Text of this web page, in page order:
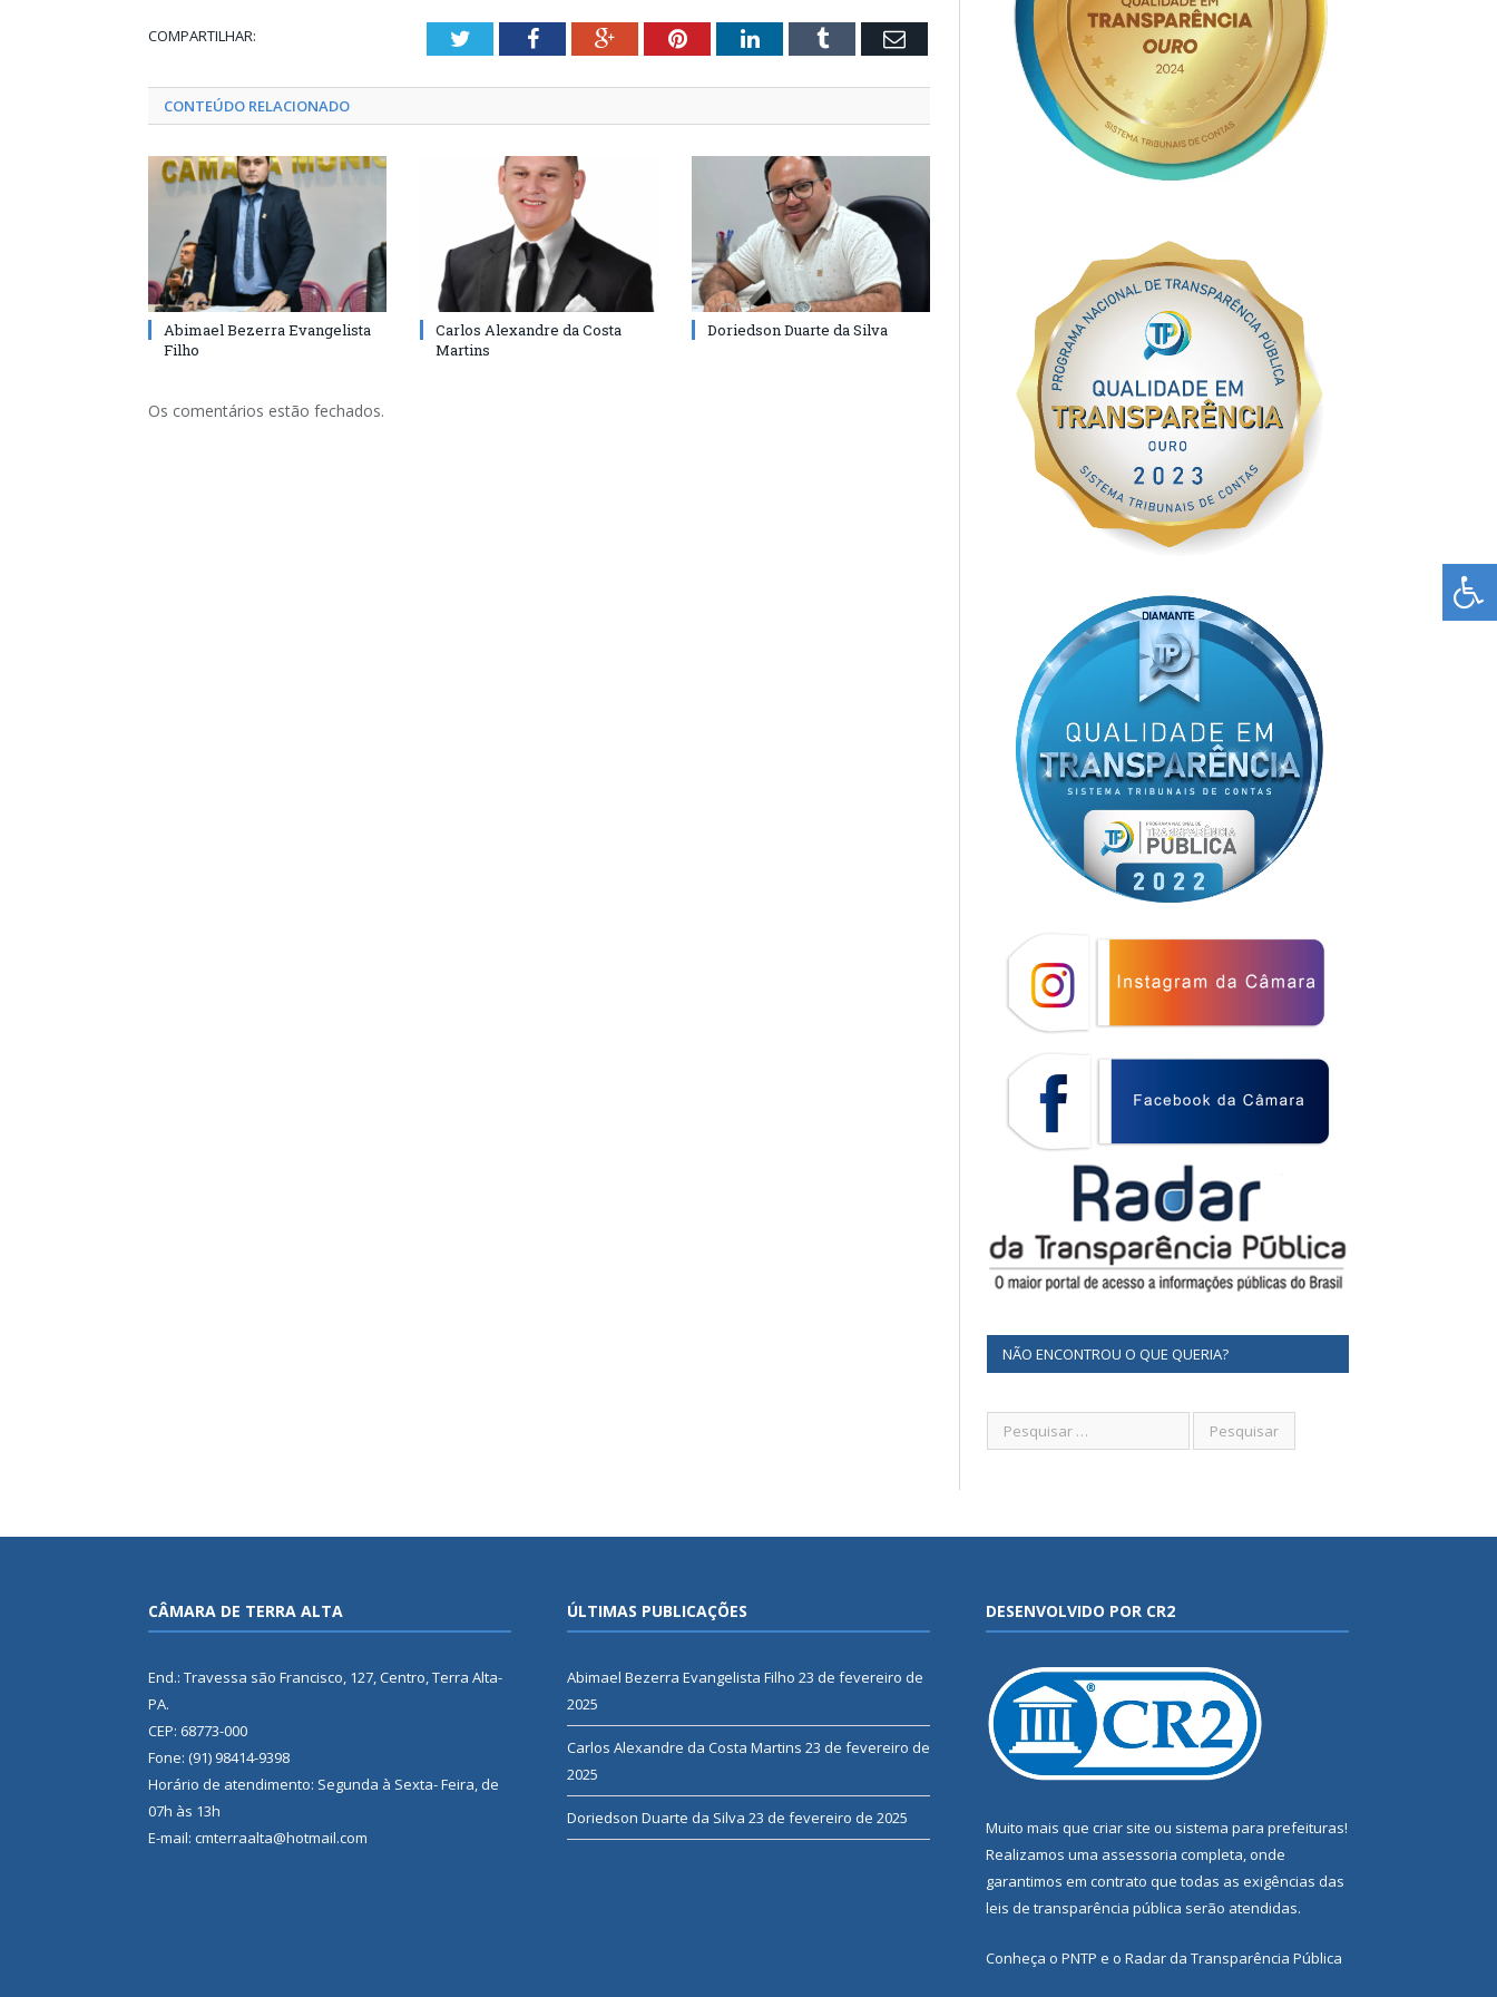
COMPARTILHAR: TwitterFacebookGoogle+PinterestLinkedInTumblr Email
CONTEÚDO RELACIONADO
Abimael Bezerra Evangelista
Filho
Carlos Alexandre da Costa
Martins
Doriedson Duarte da Silva
Os comentários estão fechados.
NÃO ENCONTROU O QUE QUERIA?
CÂMARA DE TERRA ALTA
End.: Travessa são Francisco, 127, Centro, Terra Alta-
PA.
CEP: 68773-000
Fone: (91) 98414-9398
Horário de atendimento: Segunda à Sexta- Feira, de
07h às 13h
E-mail: cmterraalta@hotmail.com
ÚLTIMAS PUBLICAÇÕES
Abimael Bezerra Evangelista Filho 23 de fevereiro de
2025
Carlos Alexandre da Costa Martins 23 de fevereiro de
2025
Doriedson Duarte da Silva 23 de fevereiro de 2025
DESENVOLVIDO POR CR2
Muito mais que criar site ou sistema para prefeituras!
Realizamos uma assessoria completa, onde
garantimos em contrato que todas as exigências das
leis de transparência pública serão atendidas.
Conheça o PNTP e o Radar da Transparência Pública